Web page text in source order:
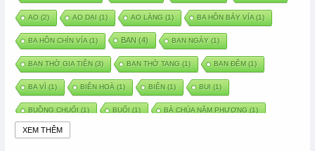
AO (2) AO DẠI (1) AO LÀNG (1) BA HỒN BẢY VÍA(1)
BA HỒN CHÍN VÍA(1) BAN (4) BAN NGÀY (1)
BAN THỜ GIA TIÊN (3) BAN THỜ TANG (1) BAN ĐÊM(1)
BA VÌ (1) BIÊN HOÀ (1) BIỂN (1) BUI (1)
BUỒNG CHUỐI (1) BUỔI (1) BÀ CHÚA NĂM PHƯƠNG (1)
BÀ CHÚA THÀNH ĐÔNG
XEM THÊM